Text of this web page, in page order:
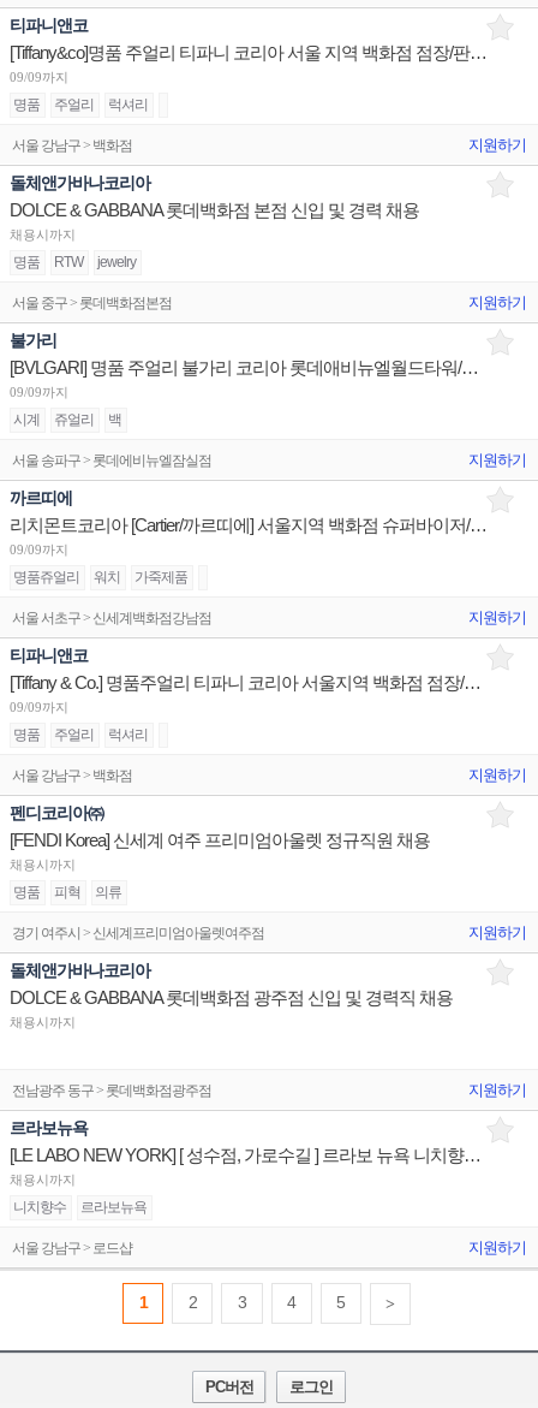
티파니앤코
[Tiffany&co]명품 주얼리 티파니 코리아 서울 지역 백화점 점장/판매사원/OP 채용
09/09까지
명품 주얼리 럭셔리
서울 강남구 > 백화점 지원하기
돌체앤가바나코리아
DOLCE & GABBANA 롯데백화점 본점 신입 및 경력 채용
채용시까지
명품 RTW jewelry
서울 중구 > 롯데백화점본점 지원하기
불가리
[BVLGARI] 명품 주얼리 불가리 코리아 롯데애비뉴엘월드타워/현대판교/신세계센텀 부점장 채용
09/09까지
시계 쥬얼리 백
서울 송파구 > 롯데에비뉴엘잠실점 지원하기
까르띠에
리치몬트코리아 [Cartier/까르띠에] 서울지역 백화점 슈퍼바이저/판매사원/어드민 채용
09/09까지
명품쥬얼리 워치 가죽제품
서울 서초구 > 신세계백화점강남점 지원하기
티파니앤코
[Tiffany & Co.] 명품주얼리 티파니 코리아 서울지역 백화점 점장/판매사원/오퍼레이션 채용
09/09까지
명품 주얼리 럭셔리
서울 강남구 > 백화점 지원하기
펜디코리아㈜
[FENDI Korea] 신세계 여주 프리미엄아울렛 정규직원 채용
채용시까지
명품 피혁 의류
경기 여주시 > 신세계프리미엄아울렛여주점 지원하기
돌체앤가바나코리아
DOLCE & GABBANA 롯데백화점 광주점 신입 및 경력직 채용
채용시까지
전남광주 동구 > 롯데백화점광주점 지원하기
르라보뉴욕
[LE LABO NEW YORK] [ 성수점, 가로수길 ] 르라보 뉴욕 니치향수 상품/니즈추천 매장판매사원
채용시까지
니치향수 르라보뉴욕
서울 강남구 > 로드샵 지원하기
1 2 3 4 5 >
PC버전 로그인